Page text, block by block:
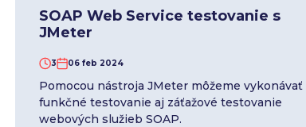
SOAP Web Service testovanie s
JMeter
3 06 feb 2024
Pomocou nástroja JMeter môžeme vykonávať
funkčné testovanie aj záťažové testovanie
webových služieb SOAP.